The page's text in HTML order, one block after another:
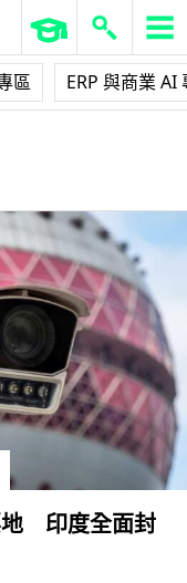
區 ERP 與商業 AI
地 印度全面封